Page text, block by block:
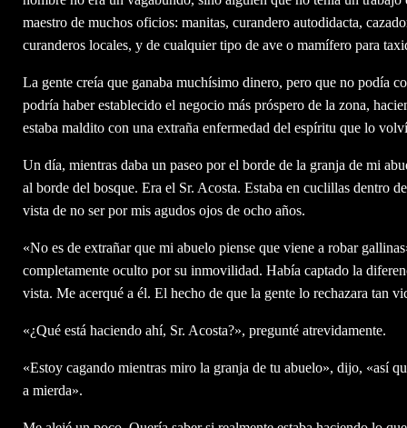
maestro de muchos oficios: manitas, curandero autodidacta,
curanderos locales, y de cualquier tipo de ave o mamífero para
La gente creía que ganaba muchísimo dinero, pero que no podía
podría haber establecido el negocio más próspero de la zona,
estaba maldito con una extraña enfermedad del espíritu que lo
Un día, mientras daba un paseo por el borde de la granja de mi
al borde del bosque. Era el Sr. Acosta. Estaba en cuclillas dentro
vista de no ser por mis agudos ojos de ocho años.
«No es de extrañar que mi abuelo piense que viene a robar
completamente oculto por su inmovilidad. Había captado la
vista. Me acerqué a él. El hecho de que la gente lo rechazara tan
«¿Qué está haciendo ahí, Sr. Acosta?», pregunté atrevidamente.
«Estoy cagando mientras miro la granja de tu abuelo», dijo, «así
a mierda».